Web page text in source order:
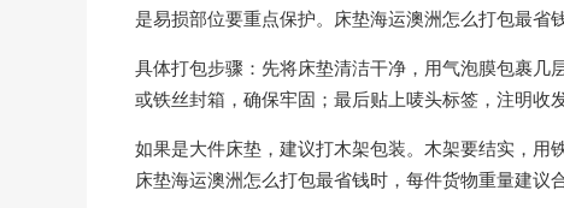
是易损部位要重点保护。床垫海运澳洲怎么打包最省
具体打包步骤：先将床垫清洁干净，用气泡膜包裹
或铁丝封箱，确保牢固；最后贴上唛头标签，注明收
如果是大件床垫，建议打木架包装。木架要结实，用
床垫海运澳洲怎么打包最省钱时，每件货物重量建议合